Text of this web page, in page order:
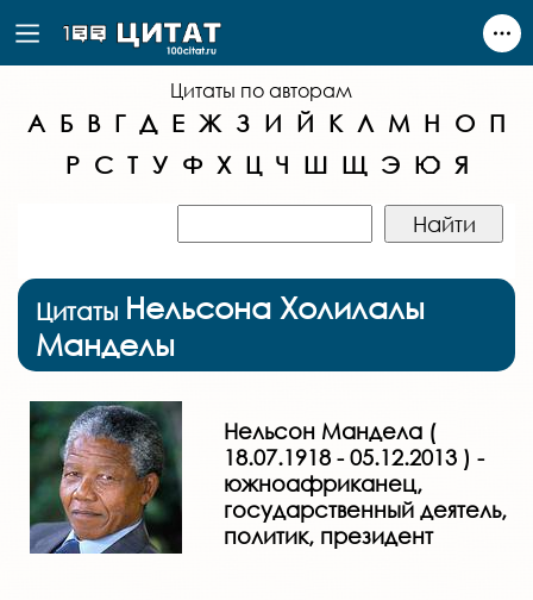
Цитаты по авторам
А Б В Г Д Е Ж З И Й К Л М Н О П
Р С Т У Ф Х Ц Ч Ш Щ Э Ю Я
Цитаты Нельсона Холилалы
Манделы
Нельсон Мандела (
18.07.1918 - 05.12.2013 ) -
южноафриканец,
государственный деятель,
политик, президент